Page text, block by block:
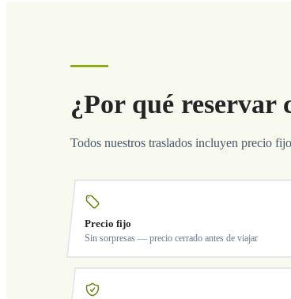
¿Por qué reservar
Todos nuestros traslados incluyen precio
Precio fijo
Sin sorpresas — precio cerrado antes de viajar